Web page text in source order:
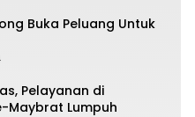
Buka Peluang Untuk
Pelayanan di
Maybrat Lumpuh